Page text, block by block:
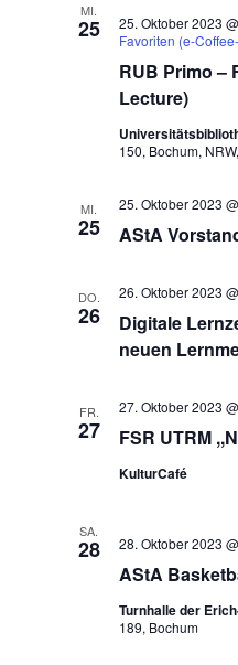
MI.
25
RUB Primo –
Lecture)
25. Oktober 2023
Favoriten (e-
150, Bochum,
MI.
25 AStA
25. Oktober 2023
DO.
26
Digitale
neuen
26. Oktober 2023
FR.
27 FSR UTRM
27. Oktober 2023
KulturCafé
SA.
28
AStA
28. Oktober 2023
Turnhalle der
189, Bochum